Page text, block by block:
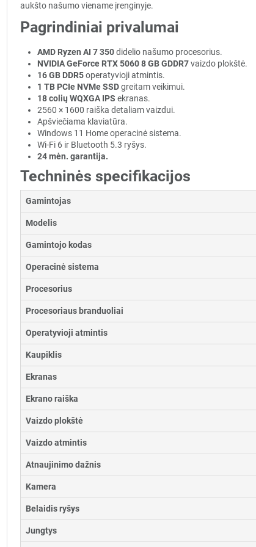
aukšto našumo viename įrenginyje.
Pagrindiniai privalumai
AMD Ryzen AI 7 350didelio našumo procesorius.
NVIDIA GeForce RTX 5060 8 GB GDDR7vaizdo plokštė.
16 GB DDR5operatyvioji atmintis.
1 TB PCIe NVMe SSDgreitam veikimui.
18 colių WQXGA IPS ekranas.
2560 × 1600 raiška detaliam vaizdui.
Apšviečiama klaviatūra.
Windows 11 Home operacinė sistema.
Wi-Fi 6 ir Bluetooth 5.3 ryšys.
24 mėn. garantija.
Techninės specifikacijos
Gamintojas
Modelis
Gamintojo kodas
Operacinė sistema
Procesorius
Procesoriaus branduoliai
Operatyvioji atmintis
Kaupiklis
Ekranas
Ekrano raiška
Vaizdo plokštė
Vaizdo atmintis
Atnaujinimo dažnis
Kamera
Belaidis ryšys
Jungtys